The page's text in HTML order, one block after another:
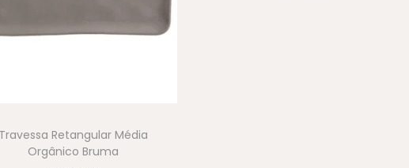
Retangular Média
Orgânico Bruma